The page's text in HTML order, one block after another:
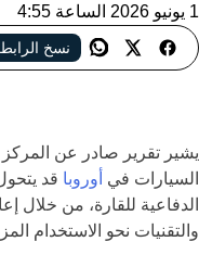
1 يونيو 2026 الساعة 4:55
نسخ الرابط
تحول استراتيجي في
يشير تقرير صادر عن
السيارات في أوروبا قد
الدفاعية للقارة، من خلال
والتقنيات نحو الاستخدام